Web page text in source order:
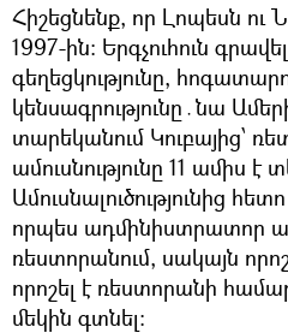
Հիշեցնենք, որ Լոպեսն ու
1997-ին։ Երգչուհուն
գեղեցկությունը,
կենսագրությունը․նա
տարեկանում Կուբայից՝
ամուսնությունը 11 ամիս է
Ամուսնալուծությունից
որպես ադմինիստրատոր
ռեստորանում, սակայն
որոշել է ռեստորանի
մեկին գտնել։